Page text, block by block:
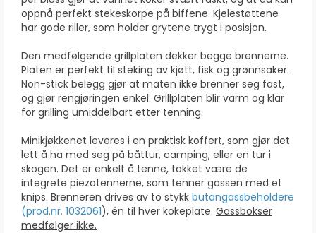
oppnå perfekt stekeskorpe på biffene. Kjelestøttene
har gode riller, som holder grytene trygt i posisjon.
Den medfølgende grillplaten dekker begge brennerne.
Platen er perfekt til steking av kjøtt, fisk og grønnsaker.
Non-stick belegg gjør at maten ikke brenner seg fast,
og gjør rengjøringen enkel. Grillplaten blir varm og klar
for grilling umiddelbart etter tenning.
Minikjøkkenet leveres i en praktisk koffert, som gjør det
lett å ha med seg på båttur, camping, eller en tur i
skogen. Det er enkelt å tenne, takket være de
integrete piezotennerne, som tenner gassen med et
knips. Brenneren drives av to stykk butangassbeholdere
(prod.nr. 1032061), én til hver kokeplate. Gassbokser
medfølger ikke.